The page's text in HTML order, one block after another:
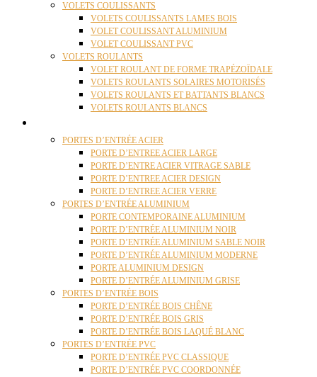
VOLETS COULISSANTS
VOLETS COULISSANTS LAMES BOIS
VOLET COULISSANT ALUMINIUM
VOLET COULISSANT PVC
VOLETS ROULANTS
VOLET ROULANT DE FORME TRAPÉZOÏDALE
VOLETS ROULANTS SOLAIRES MOTORISÉS
VOLETS ROULANTS ET BATTANTS BLANCS
VOLETS ROULANTS BLANCS
PORTES D’ENTRÉE ACIER
PORTE D’ENTREE ACIER LARGE
PORTE D’ENTRE ACIER VITRAGE SABLE
PORTE D’ENTREE ACIER DESIGN
PORTE D’ENTREE ACIER VERRE
PORTES D’ENTRÉE ALUMINIUM
PORTE CONTEMPORAINE ALUMINIUM
PORTE D’ENTRÉE ALUMINIUM NOIR
PORTE D’ENTRÉE ALUMINIUM SABLE NOIR
PORTE D’ENTRÉE ALUMINIUM MODERNE
PORTE ALUMINIUM DESIGN
PORTE D’ENTRÉE ALUMINIUM GRISE
PORTES D’ENTRÉE BOIS
PORTE D’ENTRÉE BOIS CHÊNE
PORTE D’ENTRÉE BOIS GRIS
PORTE D’ENTRÉE BOIS LAQUÉ BLANC
PORTES D’ENTRÉE PVC
PORTE D’ENTRÉE PVC CLASSIQUE
PORTE D’ENTRÉE PVC COORDONNÉE